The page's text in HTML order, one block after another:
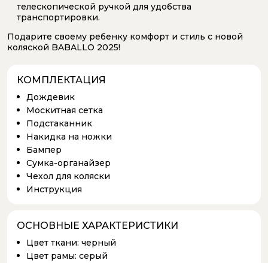
телескопической ручкой для удобства
транспортировки.
Подарите своему ребенку комфорт и стиль с новой
коляской BABALLO 2025!
КОМПЛЕКТАЦИЯ
Дождевик
Москитная сетка
Подстаканник
Накидка на ножки
Бампер
Сумка-органайзер
Чехол для коляски
Инструкция
ОСНОВНЫЕ ХАРАКТЕРИСТИКИ
Цвет ткани: черный
Цвет рамы: серый